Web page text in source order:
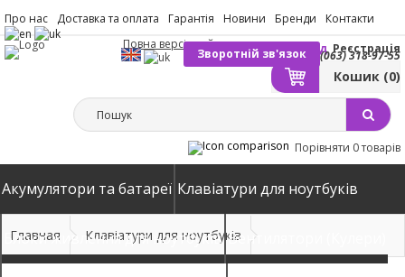
Про нас Доставка та оплата Гарантія Новини Бренди Контакти
(063) 318-97-55
Зворотній зв'язокВхід Реєстрація
Кошик (0)
Повна версія сайту
Порівняти 0 товарів
Акумулятори та батареї Клавіатури для ноутбуків
Блоки живлення для ноутбуків Вентилятори (Кулери)
Главная Клавіатури для ноутбуків